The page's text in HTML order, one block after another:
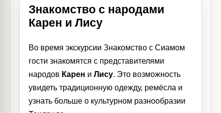
Знакомство с народами
Карен и Лису
Во время экскурсии Знакомство с Сиамом
гости знакомятся с представителями
народов Карен и Лису. Это возможность
увидеть традиционную одежду, ремёсла и
узнать больше о культурном разнообразии